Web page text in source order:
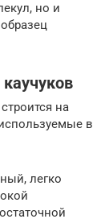
но и
на
в
легко